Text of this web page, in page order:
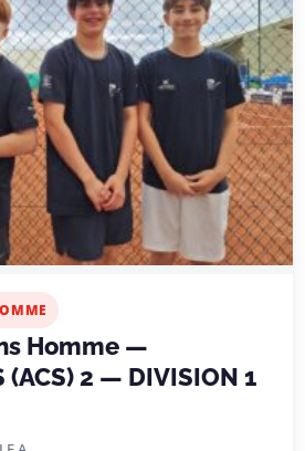
Homme —
(ACS) 2 — DIVISION 1